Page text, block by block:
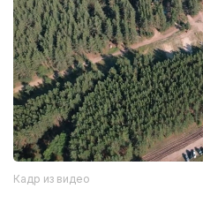
Кадр из видео